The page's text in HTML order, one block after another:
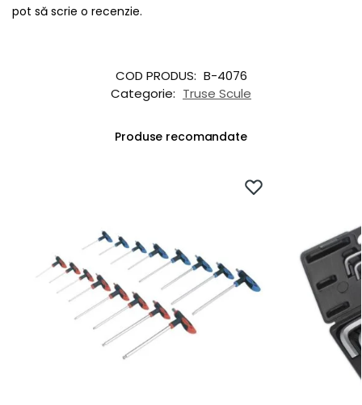
pot să scrie o recenzie.
COD PRODUS: B-4076
Categorie: Truse Scule
Produse recomandate